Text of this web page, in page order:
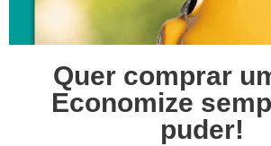
Quer comprar
Economize
puder!